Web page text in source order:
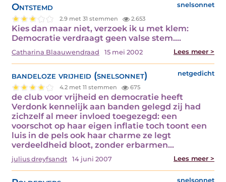
Ontstemd snelsonnet
2.9 met 31 stemmen 2.653
Kies dan maar niet, verzoek ik u met klem:
Democratie verdraagt geen valse stem.…
Catharina Blaauwendraad 15 mei 2002 Lees meer >
bandeloze vrijheid (snelsonnet) netgedicht
4.2 met 11 stemmen 675
de club voor vrijheid en democratie heeft
Verdonk kennelijk aan banden gelegd zij had
zichzelf al meer invloed toegezegd: een
voorschot op haar eigen inflatie toch toont een
luis in de pels ook haar charme ze legt
verdeeldheid bloot, zonder erbarmen…
julius dreyfsandt 14 juni 2007 Lees meer >
snelsonnet